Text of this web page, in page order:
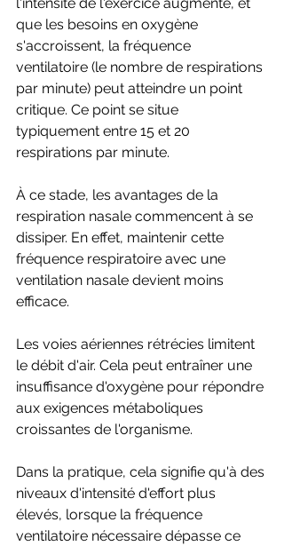
que les besoins en oxygène
s'accroissent, la fréquence
ventilatoire (le nombre de respirations
par minute) peut atteindre un point
critique. Ce point se situe
typiquement entre 15 et 20
respirations par minute.
À ce stade, les avantages de la
respiration nasale commencent à se
dissiper. En effet, maintenir cette
fréquence respiratoire avec une
ventilation nasale devient moins
efficace.
Les voies aériennes rétrécies limitent
le débit d'air. Cela peut entraîner une
insuffisance d'oxygène pour répondre
aux exigences métaboliques
croissantes de l'organisme.
Dans la pratique, cela signifie qu'à des
niveaux d'intensité d'effort plus
élevés, lorsque la fréquence
ventilatoire nécessaire dépasse ce